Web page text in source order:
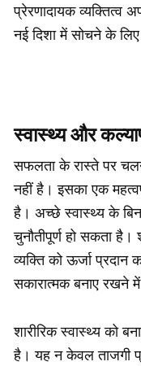
प्रेरणादायक
नई दिशा में सोचने के
स्वास्थ्य और
सफलता के रास्ते पर
नहीं है। इसका एक
है। अच्छे स्वास्थ्य के
चुनौतीपूर्ण हो सकता है।
व्यक्ति को ऊर्जा प्रदान
सकारात्मक बनाए रखने
शारीरिक स्वास्थ्य को
है। यह न केवल ताजगी